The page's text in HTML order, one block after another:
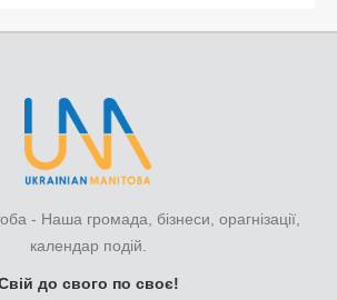
- Наша громада, бізнеси, орагнізації,
календар подій.
до свого по своє!